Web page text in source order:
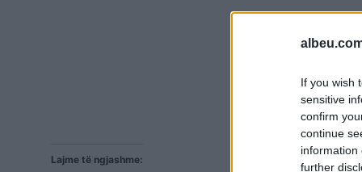
If you wish
sensitive
confirm
continue
information
further
Lajme të ngjashme: